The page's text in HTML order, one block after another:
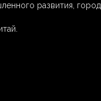
развития, город